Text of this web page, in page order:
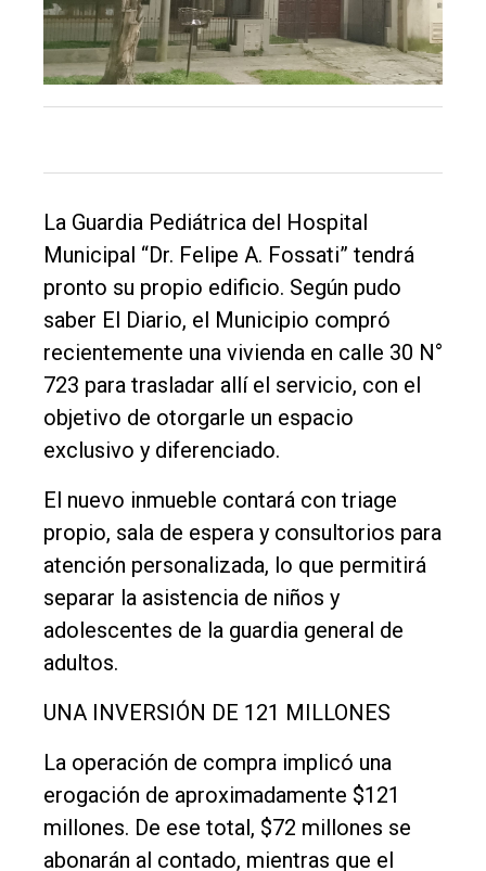
Tendencia
Int.
General
Cultura
Entrevistas
Rural
Deportes
Fúnebres
Edición
Empresa
Nosotros
Contacto
La Guardia Pediátrica del Hospital
Municipal “Dr. Felipe A. Fossati” tendrá
pronto su propio edificio. Según pudo
saber El Diario, el Municipio compró
recientemente una vivienda en calle 30 N°
723 para trasladar allí el servicio, con el
objetivo de otorgarle un espacio
exclusivo y diferenciado.
El nuevo inmueble contará con triage
propio, sala de espera y consultorios para
atención personalizada, lo que permitirá
separar la asistencia de niños y
adolescentes de la guardia general de
adultos.
UNA INVERSIÓN DE 121 MILLONES
La operación de compra implicó una
erogación de aproximadamente $121
millones. De ese total, $72 millones se
abonarán al contado, mientras que el